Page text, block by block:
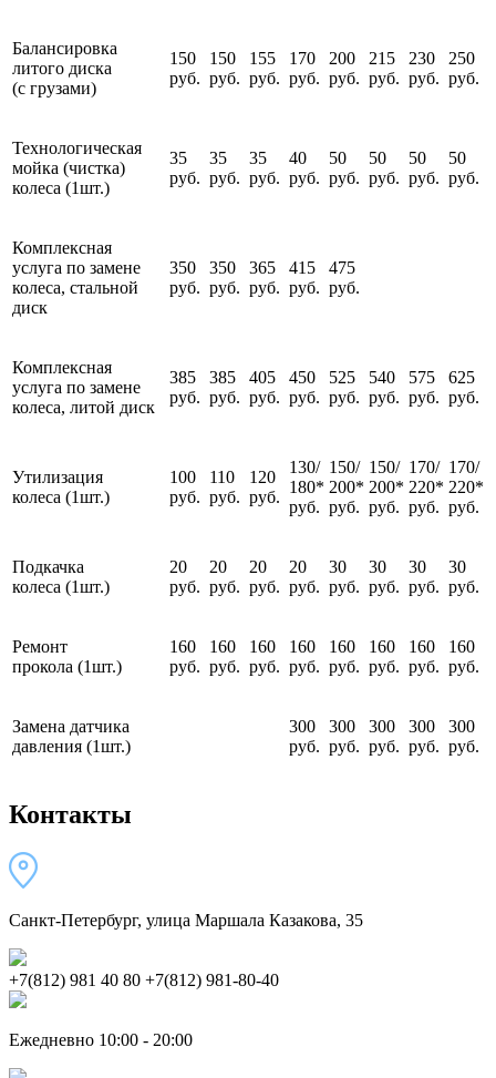
Балансировка
литого диска
(с грузами)
150
руб.
150
руб.
155
руб.
170
руб.
200
руб.
215
руб.
230
руб.
250
руб.
Технологическая
мойка (чистка)
колеса (1шт.)
35
руб.
35
руб.
35
руб.
40
руб.
50
руб.
50
руб.
50
руб.
50
руб.
Комплексная
услуга по замене
колеса, стальной
диск
350
руб.
350
руб.
365
руб.
415
руб.
475
руб.
Комплексная
услуга по замене
колеса, литой диск
385
руб.
385
руб.
405
руб.
450
руб.
525
руб.
540
руб.
575
руб.
625
руб.
Утилизация
колеса (1шт.)
100
руб.
110
руб.
120
руб.
130/
180*
руб.
150/
200*
руб.
150/
200*
руб.
170/
220*
руб.
170/
220*
руб.
Подкачка
колеса (1шт.)
20
руб.
20
руб.
20
руб.
20
руб.
30
руб.
30
руб.
30
руб.
30
руб.
Ремонт
прокола (1шт.)
160
руб.
160
руб.
160
руб.
160
руб.
160
руб.
160
руб.
160
руб.
160
руб.
Замена датчика
давления (1шт.)
300
руб.
300
руб.
300
руб.
300
руб.
300
руб.
Контакты
Санкт-Петербург, улица Маршала Казакова, 35
+7(812) 981 40 80 +7(812) 981-80-40
Ежедневно 10:00 - 20:00